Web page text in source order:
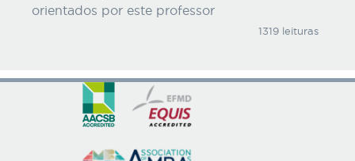
orientados por este professor
1319 leituras